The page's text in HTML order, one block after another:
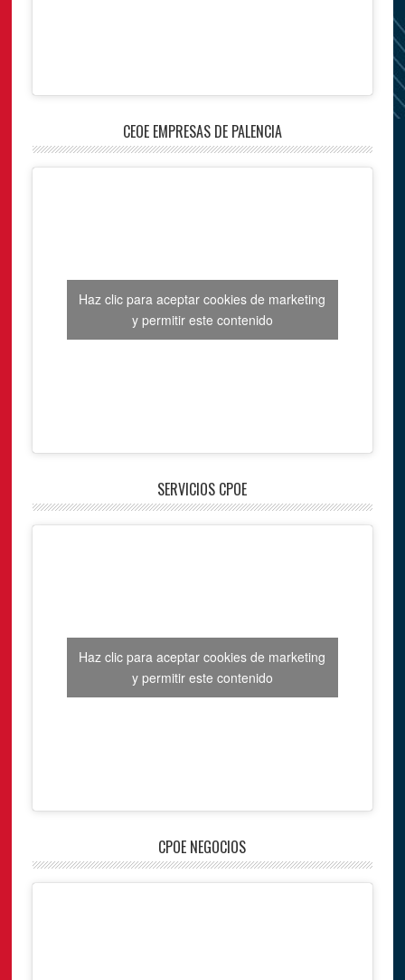
CEOE EMPRESAS DE PALENCIA
Haz clic para aceptar cookies de marketing
y permitir este contenido
SERVICIOS CPOE
Haz clic para aceptar cookies de marketing
y permitir este contenido
CPOE NEGOCIOS